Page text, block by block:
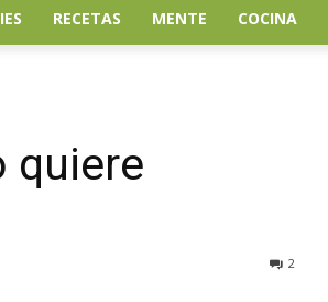
RECETAS MENTE COCINA
quiere
2